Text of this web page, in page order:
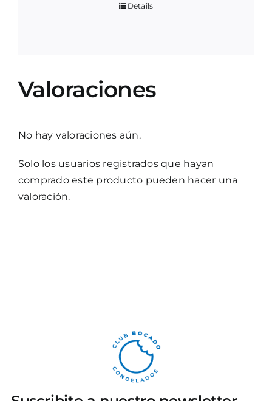
Details
Valoraciones
No hay valoraciones aún.
Solo los usuarios registrados que hayan
comprado este producto pueden hacer una
valoración.